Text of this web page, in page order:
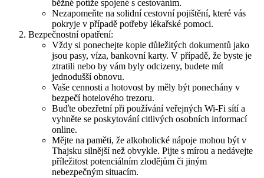
běžné potíže spojené s cestováním.
Nezapomeňte na solidní cestovní pojištění, které vás
pokryje v případě potřeby lékařské pomoci.
Bezpečnostní opatření:
Vždy si ponechejte kopie důležitých dokumentů jako
jsou pasy, víza, bankovní karty. V případě, že byste je
ztratili nebo by vám byly odcizeny, budete mít
jednodušší obnovu.
Vaše cennosti a hotovost by měly být ponechány v
bezpečí hotelového trezoru.
Buďte obezřetní při používání veřejných Wi-Fi sítí a
vyhněte se poskytování citlivých osobních informací
online.
Mějte na paměti, že alkoholické nápoje mohou být v
Thajsku silnější než obvykle. Pijte s mírou a nedávejte
příležitost potenciálním zlodějům či jiným
nebezpečným situacím.